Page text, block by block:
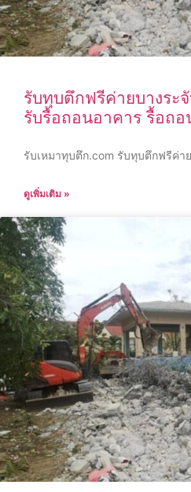
รับทุบตึกฟรีค่ายบางระ
รับรื้อถอนอาคาร รื้อถ
รับเหมาทุบตึก.com รับทุบตึกฟรีค่า
ดูเพิ่มเติม »